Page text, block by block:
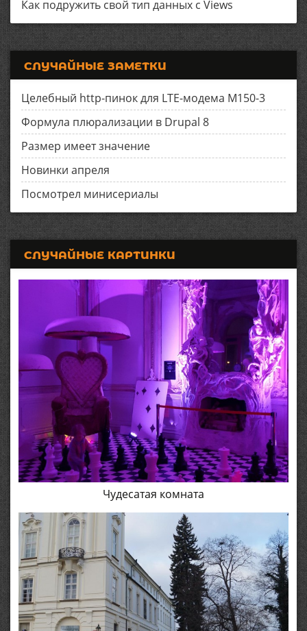
Как подружить свой тип данных с Views
СЛУЧАЙНЫЕ ЗАМЕТКИ
Целебный http-пинок для LTE-модема M150-3
Формула плюрализации в Drupal 8
Размер имеет значение
Новинки апреля
Посмотрел минисериалы
СЛУЧАЙНЫЕ КАРТИНКИ
Чудесатая комната